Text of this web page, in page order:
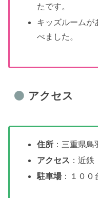
たです。
キッズルームが
べました。
アクセス
住所 ：三重県
アクセス ：近
駐車場：１０